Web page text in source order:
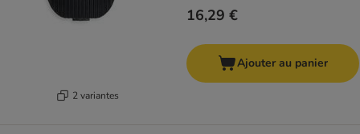
2 variantes
16,29 €
Ajouter au panier